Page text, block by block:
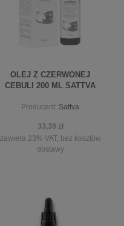
OLEJ Z CZERWONEJ
CEBULI 200 ML SATTVA
Producent: Sattva
33,39 zł
zawiera 23% VAT, bez kosztów
dostawy
powiadom o dostępności